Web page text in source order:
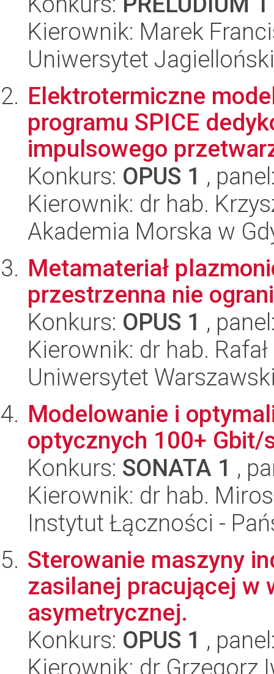
Kierownik: Marek
Uniwersytet
Elektrotermiczne
programu SPICE
impulsowego
Konkurs: OPUS 1 ,
Kierownik: dr hab.
Akademia Morska w
Metamateriał
przestrzenna nie
Konkurs: OPUS 1 ,
Kierownik: dr hab.
Uniwersytet
Modelowanie i
optycznych 100+ Gbit/
Konkurs: SONATA 1 ,
Kierownik: dr hab.
Instytut Łączności -
Sterowanie maszyny
zasilanej pracującej w
asymetrycznej.
Konkurs: OPUS 1 ,
Kierownik: dr Grzegorz